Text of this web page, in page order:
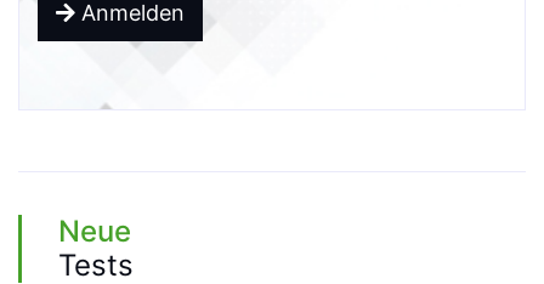
Anmelden
Neue
Tests